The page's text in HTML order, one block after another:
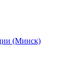
(Минск)